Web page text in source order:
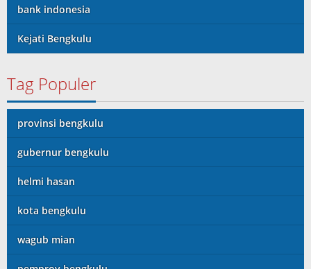
bank indonesia
Kejati Bengkulu
Tag Populer
provinsi bengkulu
gubernur bengkulu
helmi hasan
kota bengkulu
wagub mian